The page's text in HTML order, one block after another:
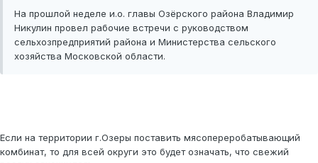
На прошлой неделе и.о. главы Озёрского района Владимир
Никулин провел рабочие встречи с руководством
сельхозпредприятий района и Министерства сельского
хозяйства Московской области.
Если на территории г.Озеры поставить мясопереробатывающий
комбинат, то для всей округи это будет означать, что свежий